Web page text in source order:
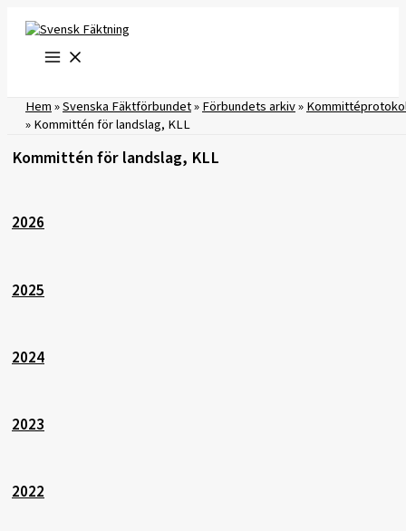
innehåll
Hem»Svenska Fäktförbundet»Förbundets arkiv»
»Kommittén för landslag, KLL
Kommittén för landslag, KLL
2026
2025
2024
2023
2022